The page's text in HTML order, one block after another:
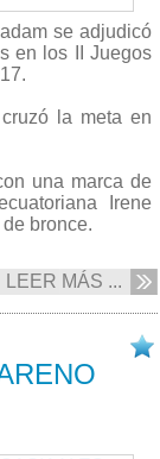
se adjudicó
en los II Juegos
la meta en
una marca de
Irene
bronce.
LEER MÁS ...